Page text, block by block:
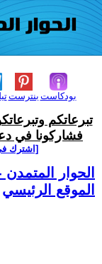
بنترست بودكاست
تبرعاتكم
فشاركونا في
[اشترك
الحوار المتمدن
الموقع الرئيسي